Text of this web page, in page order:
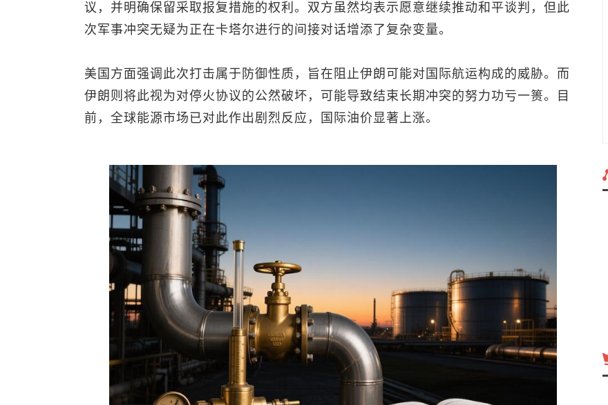
议，并明确保留采取报复措施的权利。双方虽然均表示愿意继续推动和平谈判，但此
次军事冲突无疑为正在卡塔尔进行的间接对话增添了复杂变量。
美国方面强调此次打击属于防御性质，旨在阻止伊朗可能对国际航运构成的威胁。而
伊朗则将此视为对停火协议的公然破坏，可能导致结束长期冲突的努力功亏一篑。目
前，全球能源市场已对此作出剧烈反应，国际油价显著上涨。